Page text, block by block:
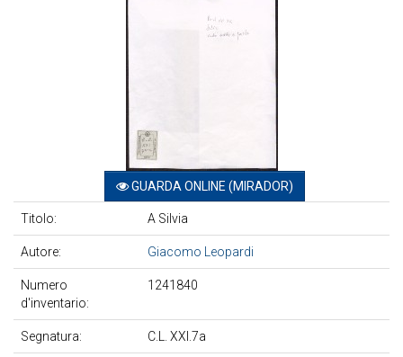
GUARDA ONLINE (MIRADOR)
Titolo: A Silvia
Autore: Giacomo Leopardi
Numero
d'inventario:
1241840
Segnatura: C.L. XXI.7a